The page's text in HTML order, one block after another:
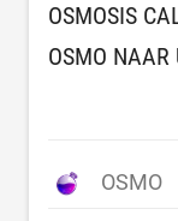
OSMOSIS
OSMO NAAR
OSMO